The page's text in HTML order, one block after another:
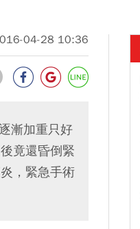
04-28 10:36
漸加重只好
竟還昏倒緊
，緊急手術